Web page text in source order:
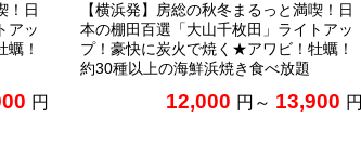
！日
アッ
！
円
【横浜発】房総の秋冬まるっと満喫！日
本の棚田百選「大山千枚田」ライトアッ
プ！豪快に炭火で焼く★アワビ！牡蠣！
約30種以上の海鮮浜焼き食べ放題
12,000 円～ 13,900 円